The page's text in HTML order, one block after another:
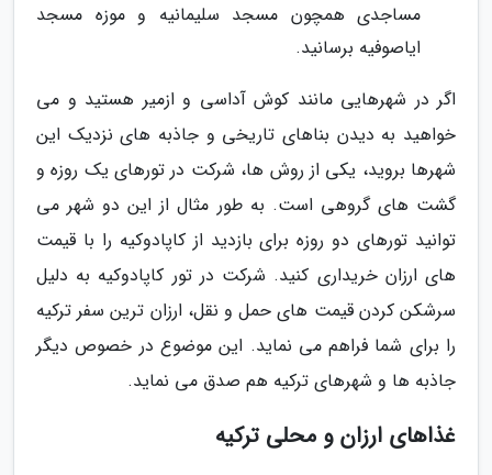
مساجدی همچون مسجد سلیمانیه و موزه مسجد
ایاصوفیه برسانید.
اگر در شهرهایی مانند کوش آداسی و ازمیر هستید و می
خواهید به دیدن بناهای تاریخی و جاذبه های نزدیک این
شهرها بروید، یکی از روش ها، شرکت در تورهای یک روزه و
گشت های گروهی است. به طور مثال از این دو شهر می
توانید تورهای دو روزه برای بازدید از کاپادوکیه را با قیمت
های ارزان خریداری کنید. شرکت در تور کاپادوکیه به دلیل
سرشکن کردن قیمت های حمل و نقل، ارزان ترین سفر ترکیه
را برای شما فراهم می نماید. این موضوع در خصوص دیگر
جاذبه ها و شهرهای ترکیه هم صدق می نماید.
غذاهای ارزان و محلی ترکیه